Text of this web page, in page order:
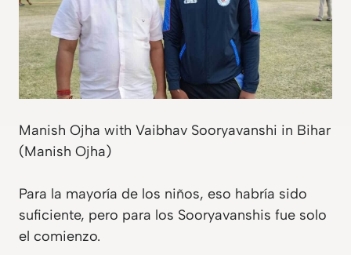
Manish Ojha with Vaibhav Sooryavanshi in Bihar
(Manish Ojha)
Para la mayoría de los niños, eso habría sido
suficiente, pero para los Sooryavanshis fue solo
el comienzo.